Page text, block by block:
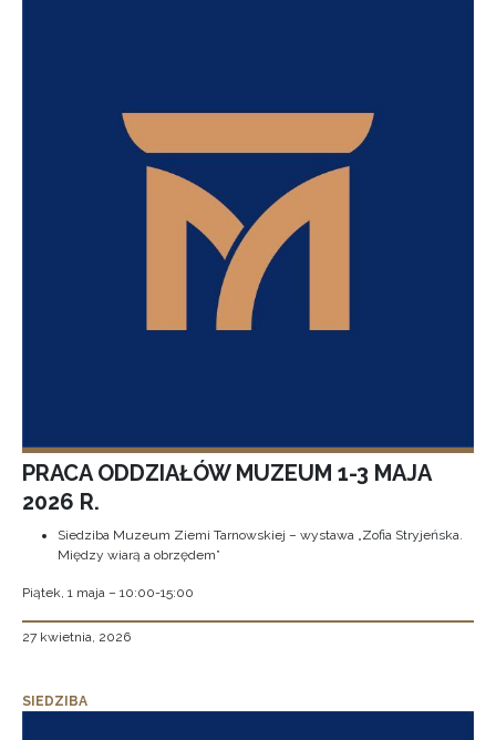
PRACA ODDZIAŁÓW MUZEUM 1-3 MAJA
2026 R.
Siedziba Muzeum Ziemi Tarnowskiej – wystawa „Zofia Stryjeńska.
Między wiarą a obrzędem”
Piątek, 1 maja – 10:00-15:00
27 kwietnia, 2026
SIEDZIBA